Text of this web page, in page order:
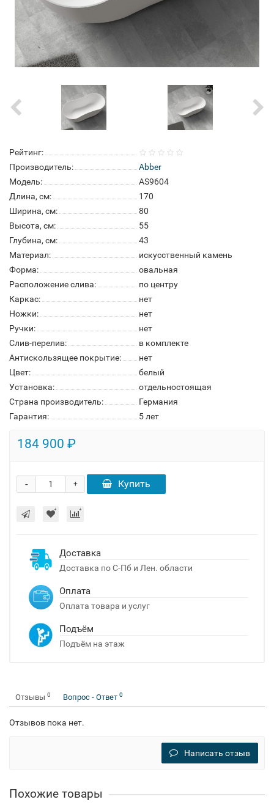
Рейтинг:
Производитель:
Abber
Модель:
AS9604
Длина, см:
170
Ширина, см:
80
Высота, см:
55
Глубина, см:
43
Материал:
искусственный камень
Форма:
овальная
Расположение слива:
по центру
Каркас:
нет
Ножки:
нет
Ручки:
нет
Слив-перелив:
в комплекте
Антискользящее покрытие:
нет
Цвет:
белый
Установка:
отдельностоящая
Страна производитель:
Германия
Гарантия:
5 лет
184 900 ₽
+
- Купить
Доставка
Доставка по С-Пб и Лен. области
Оплата
Оплата товара и услуг
Подъём
Подъём на этаж
Отзывы 0 Вопрос - Ответ 0
Отзывов пока нет.
Написать отзыв
Похожие товары